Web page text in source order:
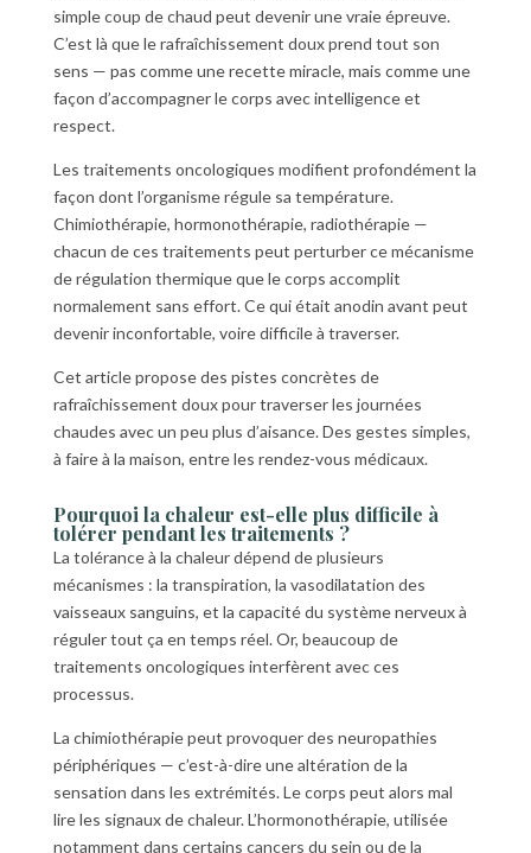
simple coup de chaud peut devenir une vraie épreuve.
C’est là que le rafraîchissement doux prend tout son
sens — pas comme une recette miracle, mais comme une
façon d’accompagner le corps avec intelligence et
respect.
Les traitements oncologiques modifient profondément la
façon dont l’organisme régule sa température.
Chimiothérapie, hormonothérapie, radiothérapie —
chacun de ces traitements peut perturber ce mécanisme
de régulation thermique que le corps accomplit
normalement sans effort. Ce qui était anodin avant peut
devenir inconfortable, voire difficile à traverser.
Cet article propose des pistes concrètes de
rafraîchissement doux pour traverser les journées
chaudes avec un peu plus d’aisance. Des gestes simples,
à faire à la maison, entre les rendez-vous médicaux.
Pourquoi la chaleur est-elle plus difficile à
tolérer pendant les traitements ?
La tolérance à la chaleur dépend de plusieurs
mécanismes : la transpiration, la vasodilatation des
vaisseaux sanguins, et la capacité du système nerveux à
réguler tout ça en temps réel. Or, beaucoup de
traitements oncologiques interfèrent avec ces
processus.
La chimiothérapie peut provoquer des neuropathies
périphériques — c’est-à-dire une altération de la
sensation dans les extrémités. Le corps peut alors mal
lire les signaux de chaleur. L’hormonothérapie, utilisée
notamment dans certains cancers du sein ou de la